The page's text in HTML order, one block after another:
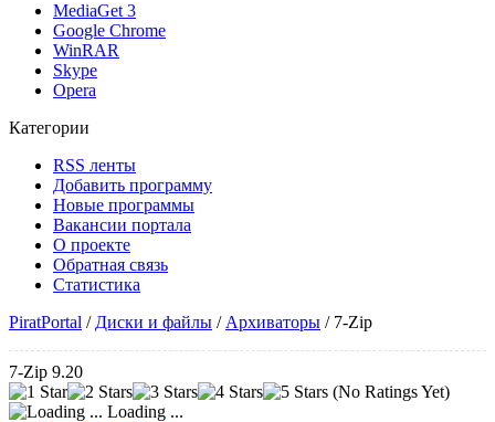
MediaGet 3
Google Chrome
WinRAR
Skype
Opera
Категории
RSS ленты
Добавить программу
Новые программы
Вакансии портала
О проекте
Обратная связь
Статистика
PiratPortal / Диски и файлы / Архиваторы / 7-Zip
7-Zip 9.20
(No Ratings Yet)
Loading ...